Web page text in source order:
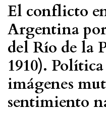
El conflicto
Argentina
del Río de la
1910).
imágenes
sentimiento